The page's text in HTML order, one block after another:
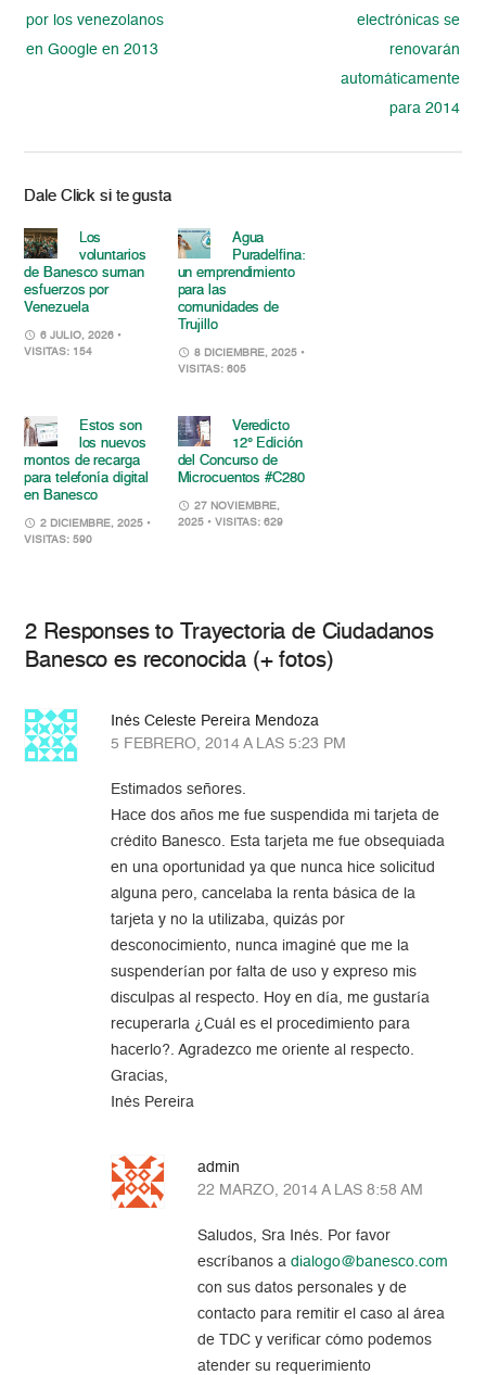
por los venezolanos
en Google en 2013
electrónicas se
renovarán
automáticamente
para 2014
Dale Click si te gusta
Los
voluntarios
de Banesco suman
esfuerzos por
Venezuela
6 JULIO, 2026 •
VISITAS: 154
Agua
Puradelfina:
un emprendimiento
para las
comunidades de
Trujillo
8 DICIEMBRE, 2025 •
VISITAS: 605
Estos son
los nuevos
montos de recarga
para telefonía digital
en Banesco
2 DICIEMBRE, 2025 •
VISITAS: 590
Veredicto
12° Edición
del Concurso de
Microcuentos #C280
27 NOVIEMBRE,
2025 • VISITAS: 629
2 Responses to Trayectoria de Ciudadanos
Banesco es reconocida (+ fotos)
Inés Celeste Pereira Mendoza
5 FEBRERO, 2014 A LAS 5:23 PM
Estimados señores.
Hace dos años me fue suspendida mi tarjeta de
crédito Banesco. Esta tarjeta me fue obsequiada
en una oportunidad ya que nunca hice solicitud
alguna pero, cancelaba la renta básica de la
tarjeta y no la utilizaba, quizás por
desconocimiento, nunca imaginé que me la
suspenderían por falta de uso y expreso mis
disculpas al respecto. Hoy en día, me gustaría
recuperarla ¿Cuál es el procedimiento para
hacerlo?. Agradezco me oriente al respecto.
Gracias,
Inés Pereira
admin
22 MARZO, 2014 A LAS 8:58 AM
Saludos, Sra Inés. Por favor
escríbanos adialogo@banesco.com
con sus datos personales y de
contacto para remitir el caso al área
de TDC y verificar cómo podemos
atender su requerimiento